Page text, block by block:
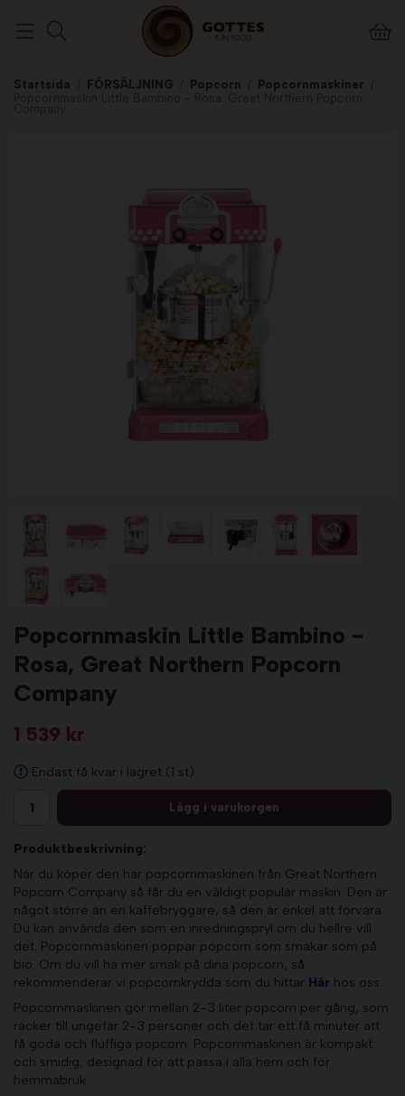
Startsida FÖRSÄLJNING Popcorn Popcornmaskiner
Popcornmaskin Little Bambino -
Rosa, Great Northern Popcorn
Company
1 539 kr
Endast få kvar i lagret (1 st)
Lägg i varukorgen
Produktbeskrivning:
När du köper den här popcornmaskinen från Great Northern
Popcorn Company så får du en väldigt populär maskin. Den är
något större än en kaffebryggare, så den är enkel att förvara.
Du kan använda den som en inredningspryl om du hellre vill
det. Popcornmaskinen poppar popcorn som smakar som på
bio. Om du vill ha mer smak på dina popcorn, så
rekommenderar vi popcornkrydda som du hittar Här hos oss.
Popcornmaskinen gör mellan 2-3 liter popcorn per gång, som
räcker till ungefär 2-3 personer och det tar ett få minuter att
få goda och fluffiga popcorn. Popcornmaskinen är kompakt
och smidig, designad för att passa i alla hem och för
hemmabruk.